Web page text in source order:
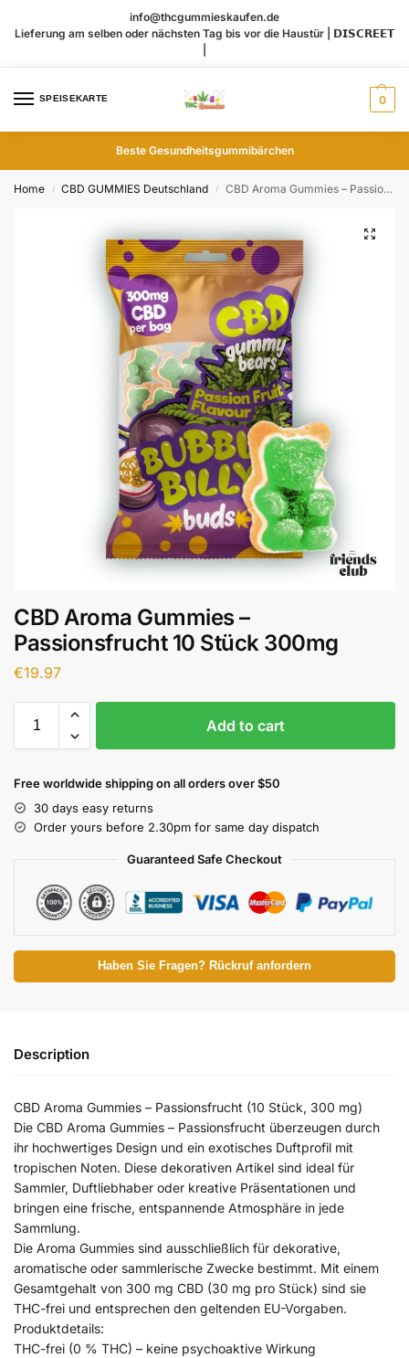
info@thcgummieskaufen.de
Lieferung am selben oder nächsten Tag bis vor die Haustür | 𝗗𝗜𝗦𝗖𝗥𝗘𝗘𝗧
SPEISEKARTE 0
Beste Gesundheitsgummibärchen
Home / CBD GUMMIES Deutschland / CBD Aroma Gummies – Passionsfrucht 10 Stück 300mg
CBD Aroma Gummies –
Passionsfrucht 10 Stück 300mg
€19.97
Add to cart
Free worldwide shipping on all orders over $50
30 days easy returns
Order yours before 2.30pm for same day dispatch
Guaranteed Safe Checkout
Haben Sie Fragen? Rückruf anfordern
Description
CBD Aroma Gummies – Passionsfrucht (10 Stück, 300 mg)
Die CBD Aroma Gummies – Passionsfrucht überzeugen durch
ihr hochwertiges Design und ein exotisches Duftprofil mit
tropischen Noten. Diese dekorativen Artikel sind ideal für
Sammler, Duftliebhaber oder kreative Präsentationen und
bringen eine frische, entspannende Atmosphäre in jede
Sammlung.
Die Aroma Gummies sind ausschließlich für dekorative,
aromatische oder sammlerische Zwecke bestimmt. Mit einem
Gesamtgehalt von 300 mg CBD (30 mg pro Stück) sind sie
THC-frei und entsprechen den geltenden EU-Vorgaben.
Produktdetails:
THC-frei (0 % THC) – keine psychoaktive Wirkung